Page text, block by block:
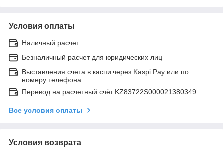
Условия оплаты
Наличный расчет
Безналичный расчет для юридических лиц
Выставления счета в каспи через Kaspi Pay или по
номеру телефона
Перевод на расчетный счёт KZ83722S000021380349
Все условия оплаты
Условия возврата